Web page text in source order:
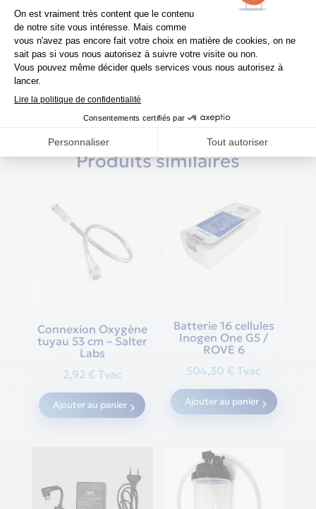
le pléthysmogramme
Produits similaires
Connexion Oxygène
tuyau 53 cm – Salter
Labs
2,92 € Tvac
Ajouter au panier
Batterie 16 cellules
Inogen One G5 /
ROVE 6
504,30€ Tvac
Ajouter au panier